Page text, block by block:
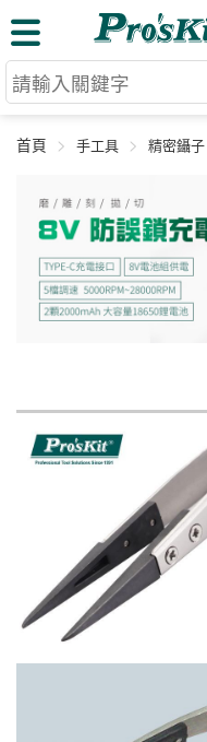
首頁 手工具 精密鑷子